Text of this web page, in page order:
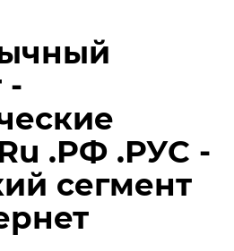
-
.РФ .РУС -
сегмент